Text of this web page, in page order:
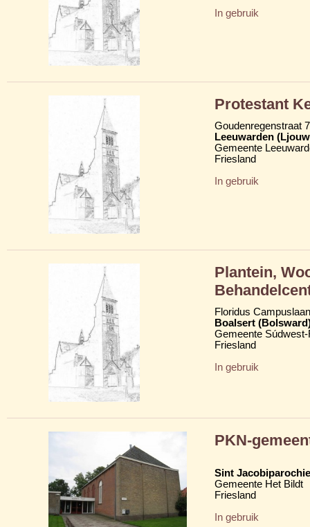
In gebruik
Protestant
Goudenregenstraat
Leeuwarden
Gemeente
Friesland
In gebruik
Plantein,
Floridus
Boalsert
Gemeente
Friesland
In gebruik
PKN-
Sint
Gemeente Het Bildt
Friesland
In gebruik